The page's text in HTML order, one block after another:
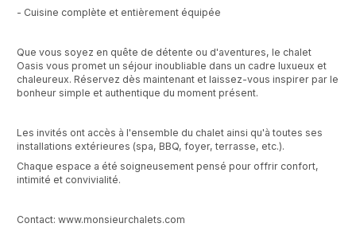
- Cuisine complète et entièrement équipée
Que vous soyez en quête de détente ou d'aventures, le chalet
Oasis vous promet un séjour inoubliable dans un cadre luxueux et
chaleureux. Réservez dès maintenant et laissez-vous inspirer par le
bonheur simple et authentique du moment présent.
Les invités ont accès à l'ensemble du chalet ainsi qu'à toutes ses
installations extérieures (spa, BBQ, foyer, terrasse, etc.).
Chaque espace a été soigneusement pensé pour offrir confort,
intimité et convivialité.
Contact: www.monsieurchalets.com